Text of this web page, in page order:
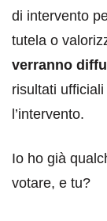
di intervento
tutela o
verranno
risultati
l’intervento.
Io ho già
votare, e tu?